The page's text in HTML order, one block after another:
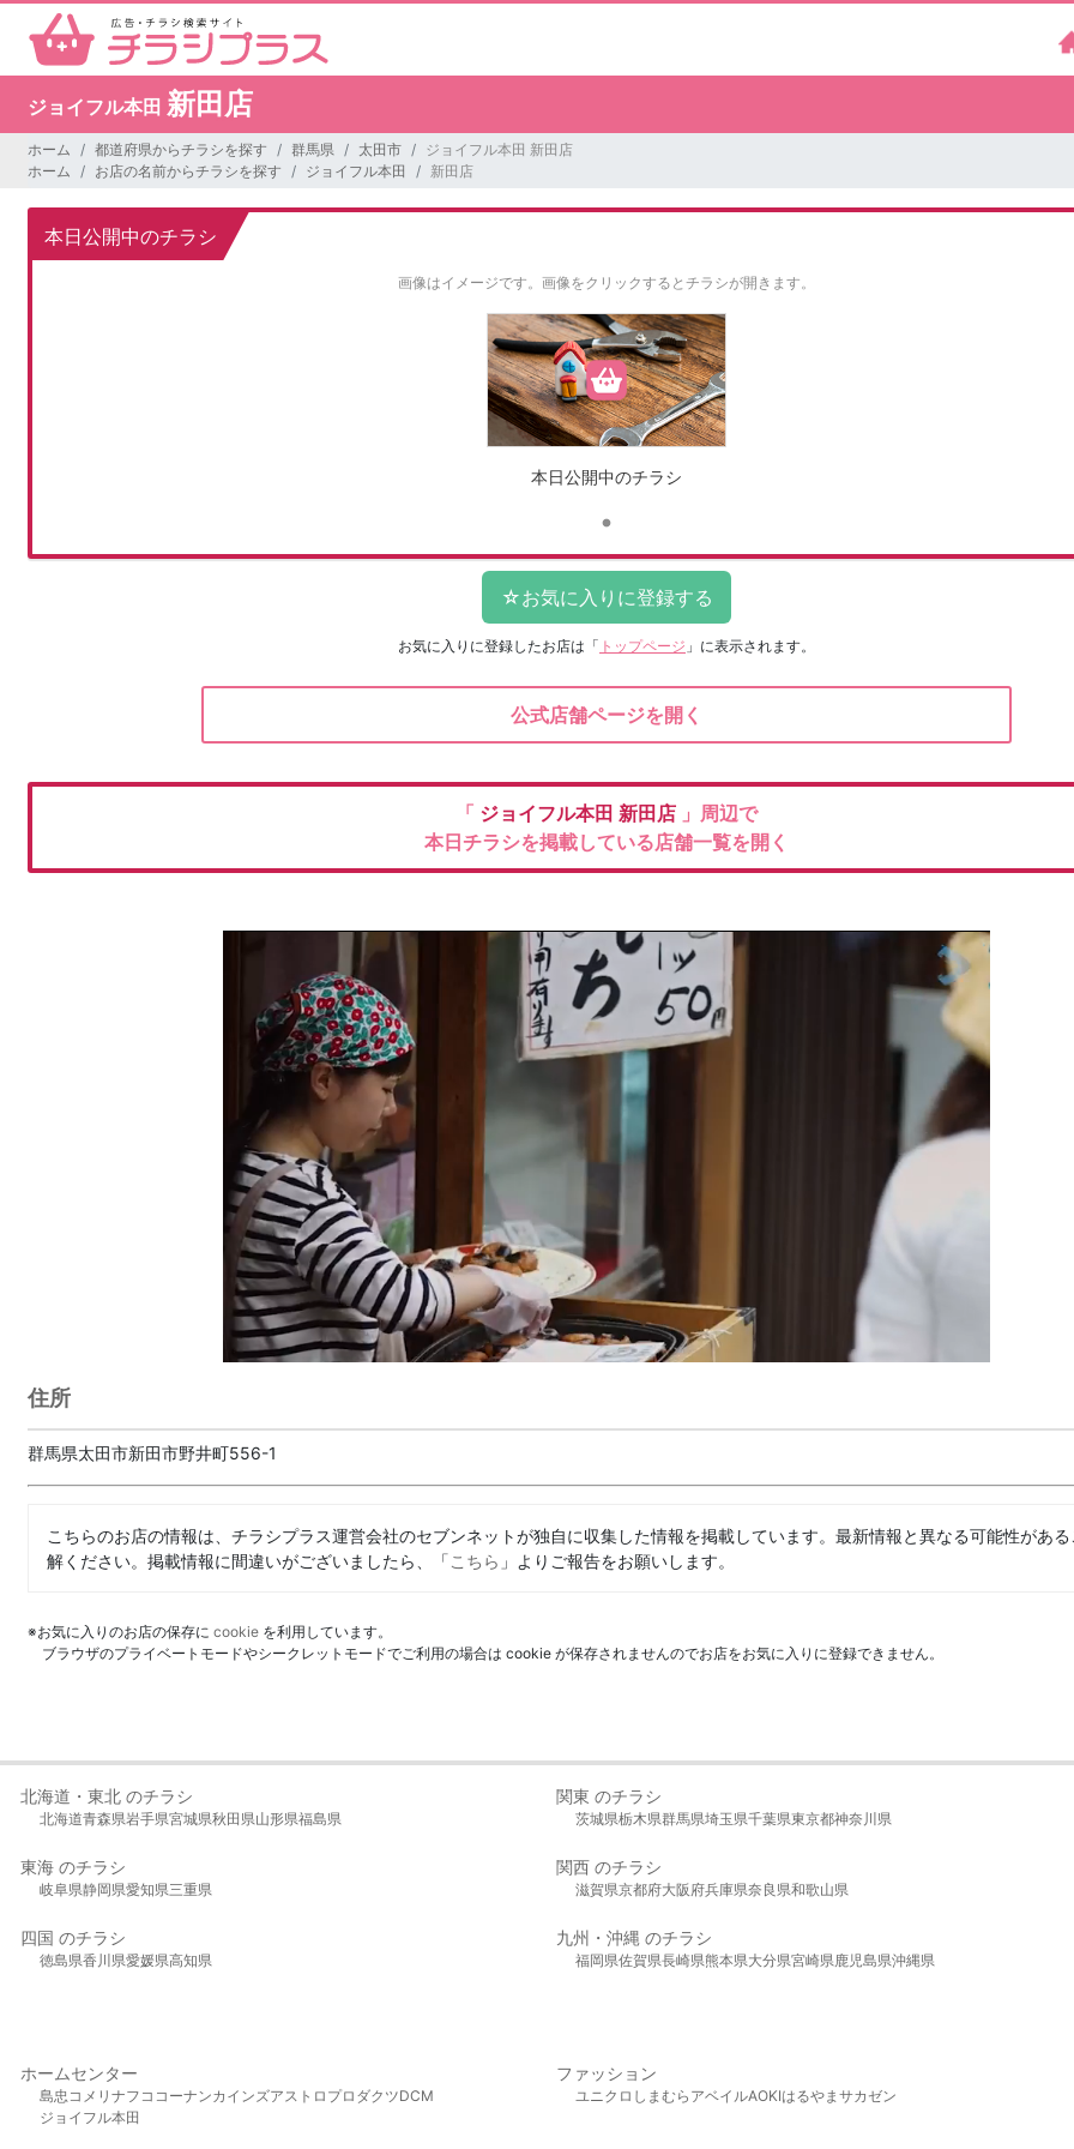
ジョイフル本田 新田店
ホーム 都道府県からチラシを探す 群馬県 太田市
ジョイフル本田 新田店
ホーム
お店の名前からチラシを探す ジョイフル本田 新田店
本日公開中のチラシ
画像はイメージです。 画像をクリックするとチラシが開きます。
本日公開中のチラシ
お気に入りに登録したお店は 「 トップページ 」に表示されます。
公式店舗ページを開く
「 ジョイフル本田 新田店 」周辺で
本日チラシを掲載している店舗一覧を開く
住所
群馬県太田市新田市野井町556-1
こちらのお店の情報は、チラシプラス運営会社のセブンネットが独自に収集した情報を掲載しています。最新情報と異なる可能性があ
解ください。掲載情報に間違いがございましたら、「こちら 」よりご報告をお願いします。
※お気に入りのお店の保存に cookie を利用しています。
ブラウザのプライベートモードやシークレットモードでご利用の場合は cookie が保存されませんのでお店をお気に入りに登録できません。
北海道・東北 のチラシ
北海道青森県岩手県宮城県秋田県山形県福島県
関東 のチラシ
茨城県栃木県群馬県埼玉県千葉県東京都神奈川県
東海 のチラシ
岐阜県静岡県愛知県三重県
関西 のチラシ
滋賀県京都府大阪府兵庫県奈良県和歌山県
四国 のチラシ
徳島県香川県愛媛県高知県
九州・沖縄 のチラシ
福岡県佐賀県長崎県熊本県大分県宮崎県鹿児島県沖縄県
ホームセンター
島忠 コメリ ナフコ コーナンカインズアストロプロダクツDCM
ジョイフル本田
ファッション
ユニクロ しまむら アベイルAOKIはるやま サカゼン